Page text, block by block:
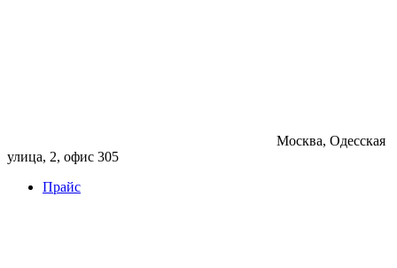
Москва, Одесская
улица, 2, офис 305
Прайс